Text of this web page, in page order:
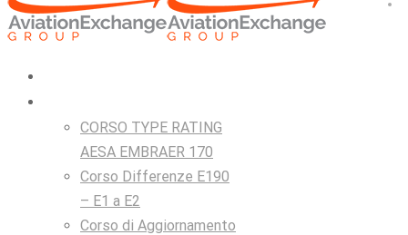
CORSO TYPE RATING
AESA EMBRAER 170
Corso Differenze E190
– E1 a E2
Corso di Aggiornamento